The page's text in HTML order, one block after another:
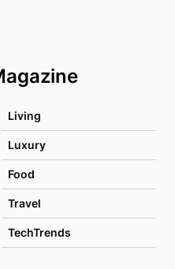
Living
Luxury
Food
Travel
TechTrends